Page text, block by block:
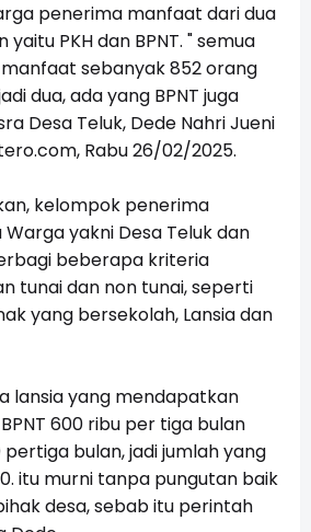
penerima manfaat dari dua
PKH dan BPNT. " semua
sebanyak 852 orang
dua, ada yang BPNT juga
Desa Teluk, Dede Nahri Jueni
Rabu 26/02/2025.
kelompok penerima
yakni Desa Teluk dan
beberapa kriteria
tunai dan non tunai, seperti
yang bersekolah, Lansia dan
lansia yang mendapatkan
600 ribu per tiga bulan
pertiga bulan, jadi jumlah yang
itu murni tanpa pungutan baik
desa, sebab itu perintah